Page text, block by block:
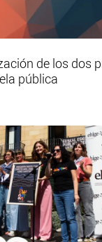
de los dos
pública